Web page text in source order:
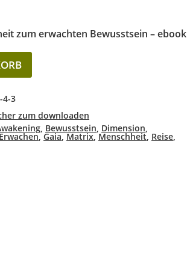
zum erwachten Bewusstsein – ebook
4-3
zum downloaden
, Bewusstsein, Dimension,
Erwachen, Gaia, Matrix, Menschheit, Reise,